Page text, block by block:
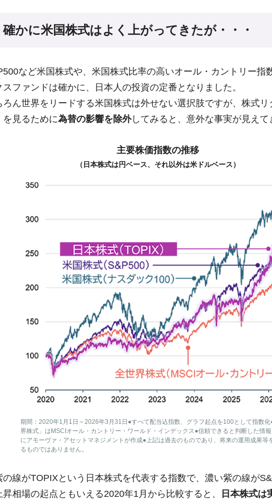
確かに米国株式はよく上がってきたが・・・
など米国株式や、米国株式比率の高いオール・カントリー指
スファンドは確かに、日本人の投資の定番となりました。
ろん世界をリードする米国株式は外せない選択肢ですが、株式
を見るために為替の影響を除外してみると、意外な事実が見えて
期間：2020年1月1日～2026年3月31日●すべて配当込指数、グラフ起点を100として指数化
界株式」はMSCIオール・カントリー・ワールド・インデックス●信頼できると判断した情
にアモーヴァ・アセットマネジメントが作成●上記は過去のものであり、将来の運用成果等
るものではありません。
主要株価指数の推移
（日本株式は円ベース、それ以外は米ドルベース）
の線がTOPIXという日本株式を代表する指数で、濃い紫の線が
昇相場の起点ともいえる2020年1月から比較すると、
日本株式は